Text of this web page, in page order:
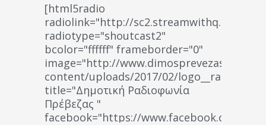
[html5radio
radiolink="http://
radiotype="shoutcast2"
bcolor="ffffff" frameborder="0"
image="http://www.dimosprevezas.gr/wp-
content/uploads/2017/02/
title="Δημοτική Ραδιοφωνία
Πρέβεζας "
facebook="https://www.facebook.com/